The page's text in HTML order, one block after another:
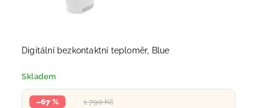
Digitální bezkontaktní teploměr, Blue
Skladem
1 790 Kč
–67 %